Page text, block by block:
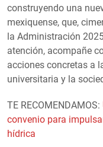
construyendo una
mexiquense, que,
la Administración
atención, acompañe
acciones concretas a
universitaria y la
TE RECOMENDAMOS:
convenio para
hídrica